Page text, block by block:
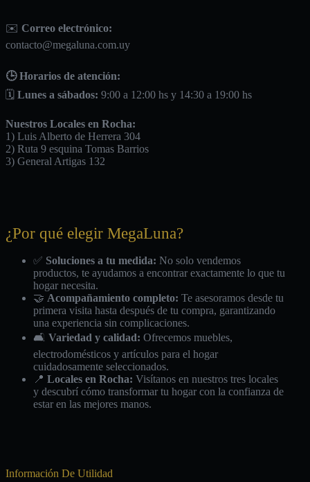
✉️ Correo electrónico:
contacto@megaluna.com.uy
🕒 Horarios de atención:
🗓️ Lunes a sábados: 9:00 a 12:00 hs y 14:30 a 19:00 hs
Nuestros Locales en Rocha:
1) Luis Alberto de Herrera 304
2) Ruta 9 esquina Tomas Barrios
3) General Artigas 132
¿Por qué elegir MegaLuna?
✅ Soluciones a tu medida: No solo vendemos
productos, te ayudamos a encontrar exactamente lo que tu
hogar necesita.
🤝 Acompañamiento completo: Te asesoramos desde tu
primera visita hasta después de tu compra, garantizando
una experiencia sin complicaciones.
🛋️ Variedad y calidad: Ofrecemos muebles,
electrodomésticos y artículos para el hogar
cuidadosamente seleccionados.
📍 Locales en Rocha: Visítanos en nuestros tres locales
y descubrí cómo transformar tu hogar con la confianza de
estar en las mejores manos.
Información De Utilidad